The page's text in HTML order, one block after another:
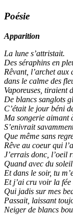
Poésie
Apparition
La lune s’attristait.
Des séraphins en
Rêvant, l’archet aux
dans le calme des
Vaporeuses, tiraient
De blancs sanglots
C’était le jour béni
Ma songerie aimant
S’enivrait
Que même sans
Rêve au coeur qui
J’errais donc, l’oeil
Quand avec du
Et dans le soir, tu
Et j’ai cru voir la
Qui jadis sur mes
Passait, laissant
Neiger de blancs